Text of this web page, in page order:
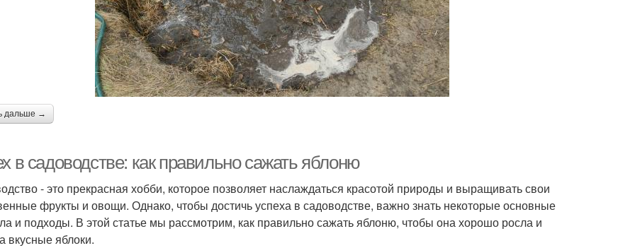
дальше →
в садоводстве: как правильно сажать яблоню
- это прекрасная хобби, которое позволяет наслаждаться красотой природы и выращивать свои
фрукты и овощи. Однако, чтобы достичь успеха в садоводстве, важно знать некоторые основные
и подходы. В этой статье мы рассмотрим, как правильно сажать яблоню, чтобы она хорошо росла и
вкусные яблоки.